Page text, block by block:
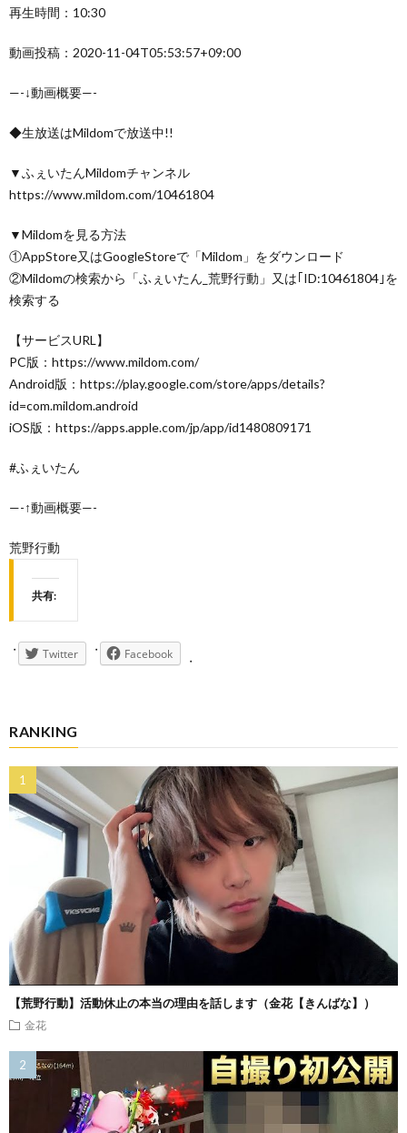
再生時間：10:30
動画投稿：2020-11-04T05:53:57+09:00
—-↓動画概要—-
◆生放送はMildomで放送中!!
▼ふぇいたんMildomチャンネル
https://www.mildom.com/10461804
▼Mildomを見る方法
①AppStore又はGoogleStoreで「Mildom」をダウンロード
②Mildomの検索から「ふぇいたん_荒野行動」又は｢ID:10461804｣を
検索する
【サービスURL】
PC版：https://www.mildom.com/
Android版：https://play.google.com/store/apps/details?
id=com.mildom.android
iOS版：https://apps.apple.com/jp/app/id1480809171
#ふぇいたん
—-↑動画概要—-
荒野行動
共有:
Twitter Facebook
RANKING
【荒野行動】活動休止の本当の理由を話します（金花【きんばな】）
金花